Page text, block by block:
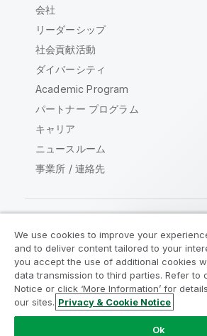
会社
リーダーシップ
社会貢献活動
ダイバーシティ
Academic Program
パートナー プログラム
キャリア
ニュースルーム
事業所 / 連絡先
Qlik コミュニティ
法的契約 製品規約
Legal
リーガルポリシー
利用規約
Do Not Share My Info
We use cookies to improve your
and to deliver content tailored to your
you accept the use of additional cookies
data transmission to third parties. Refer to
Notice or click ‘More Information’ for
our sites. Privacy & Cookie Notice
Ok